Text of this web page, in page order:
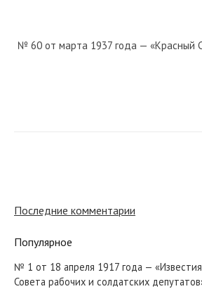
№ 60 от марта 1937 года — «Красный
№ 193 от августа 1978 года —
Последние комментарии
Популярное
№ 1 от 18 апреля 1917 года — «Известия
Совета рабочих и солдатских